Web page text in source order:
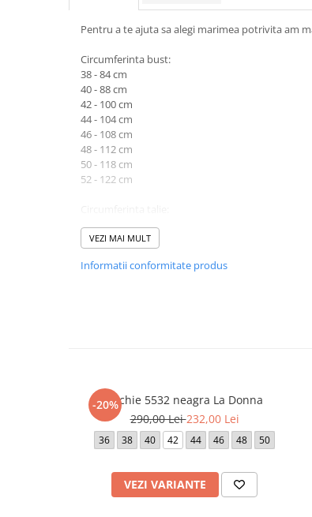
Pentru a te ajuta sa alegi marimea potrivita am
Circumferinta bust:
38 - 84 cm
40 - 88 cm
42 - 100 cm
44 - 104 cm
46 - 108 cm
48 - 112 cm
50 - 118 cm
52 - 122 cm
38 - 76 cm
40 - 82 cm
44 - 84 cm
Atentie! Nuanta produsului poate diferi usor, in
VEZI MAI MULT
Informatii conformitate produs
-20%Rochie 5532 neagra La Donna
290,00 Lei232,00 Lei
36 38 40 42 44 46 48 50
VEZI VARIANTE